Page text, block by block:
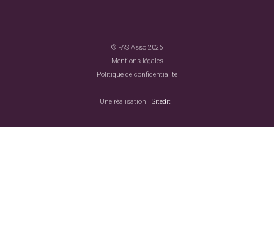
© FAS Asso 2026
Mentions légales
Politique de confidentialité
Une réalisation Sitedit